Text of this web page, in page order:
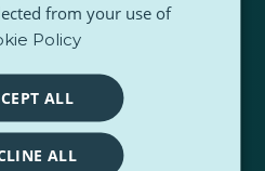
PulseZ
from your use of
Policy
ALL
ALL